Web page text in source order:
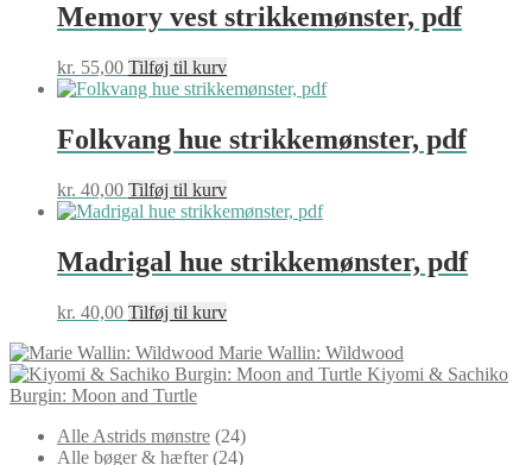
Memory vest strikkemønster, pdf
kr. 55,00 Tilføj til kurv
Folkvang hue strikkemønster, pdf
kr. 40,00 Tilføj til kurv
Madrigal hue strikkemønster, pdf
kr. 40,00 Tilføj til kurv
Marie Wallin: Wildwood
Kiyomi & Sachiko
Burgin: Moon and Turtle
Alle Astrids mønstre 2424
varer
Alle bøger & hæfter 2424